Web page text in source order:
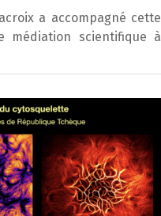
a accompagné cette
médiation scientifique à